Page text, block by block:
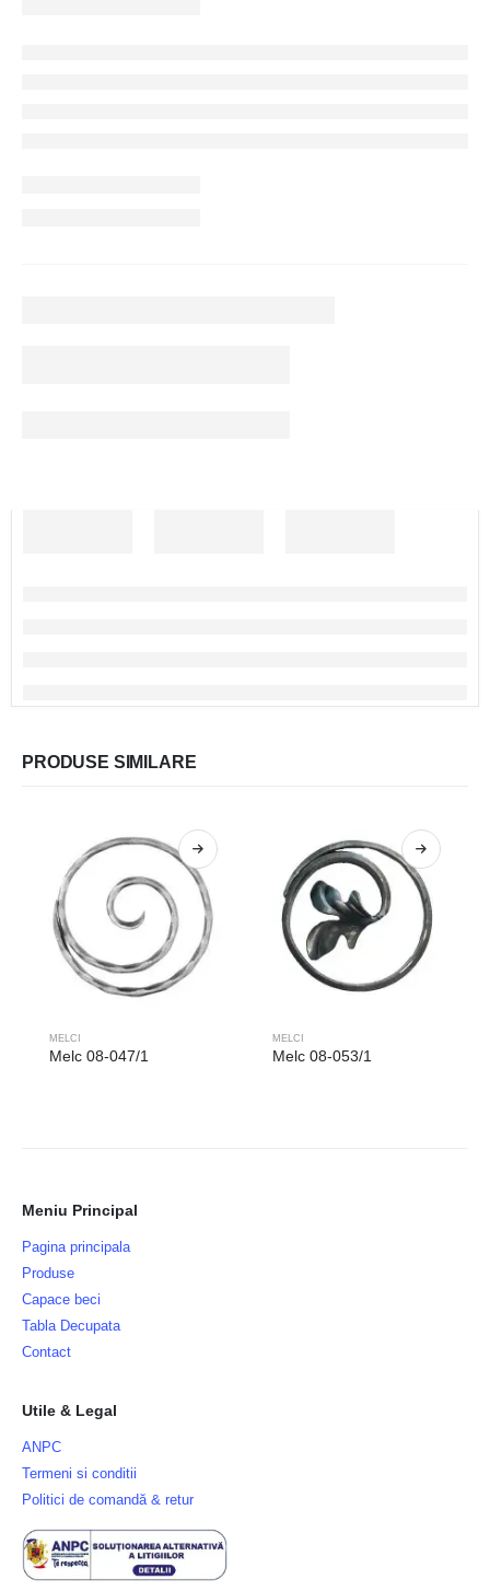
PRODUSE SIMILARE
MELCI
Melc 08-047/1
MELCI
Melc 08-053/1
Meniu Principal
Pagina principala
Produse
Capace beci
Tabla Decupata
Contact
Utile & Legal
ANPC
Termeni si conditii
Politici de comandă & retur